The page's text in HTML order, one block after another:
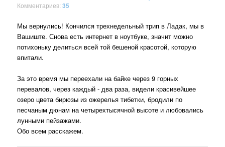
Комментариев:35
Мы вернулись! Кончился трехнедельный трип в Ладак, мы в
Вашиште. Снова есть интернет в ноутбуке, значит можно
потихоньку делиться всей той бешеной красотой, которую
впитали.
За это время мы переехали на байке через 9 горных
перевалов, через каждый - два раза, видели красивейшее
озеро цвета бирюзы из ожерелья тибетки, бродили по
песчаным дюнам на четырехтысячной высоте и любовались
лунными пейзажами.
Обо всем расскажем.